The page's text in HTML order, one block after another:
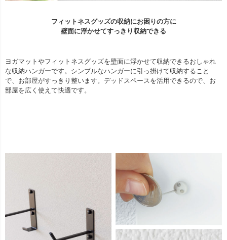
フィットネスグッズの収納にお困りの方に
壁面に浮かせてすっきり収納できる
ヨガマットやフィットネスグッズを壁面に浮かせて収納できるおしゃれ
な収納ハンガーです。シンプルなハンガーに引っ掛けて収納すること
で、お部屋がすっきり整います。デッドスペースを活用できるので、お
部屋を広く使えて快適です。